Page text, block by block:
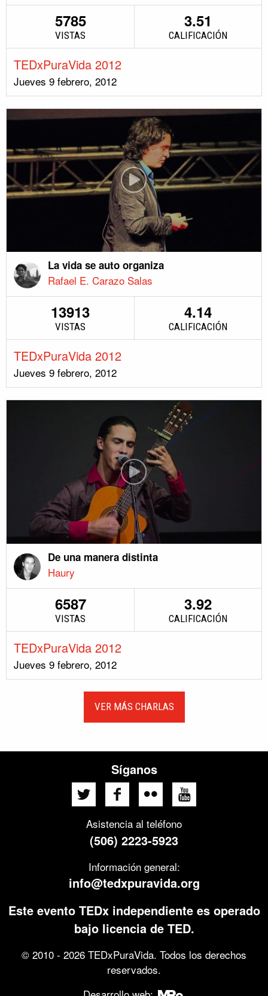
5785
VISTAS
3.51
CALIFICACIÓN
TEDxPuraVida 2012
Jueves 9 febrero, 2012
La vida se auto organiza
Rafael E. Carazo Salas
13913
VISTAS
4.14
CALIFICACIÓN
TEDxPuraVida 2012
Jueves 9 febrero, 2012
De una manera distinta
Haury
6587
VISTAS
3.92
CALIFICACIÓN
TEDxPuraVida 2012
Jueves 9 febrero, 2012
VER MÁS CHARLAS
Síganos
Asistencia al teléfono
(506) 2223-5923
Información general:
info@tedxpuravida.org
Este evento TEDx independiente es operado
bajo licencia de TED.
© 2010 - 2026 TEDxPuraVida. Todos los derechos
reservados.